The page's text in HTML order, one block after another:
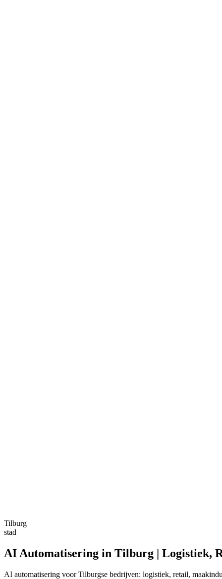
Tilburg
stad
AI Automatisering in Tilburg | Logistiek,
AI automatisering voor Tilburgse bedrijven: logistiek, retail,